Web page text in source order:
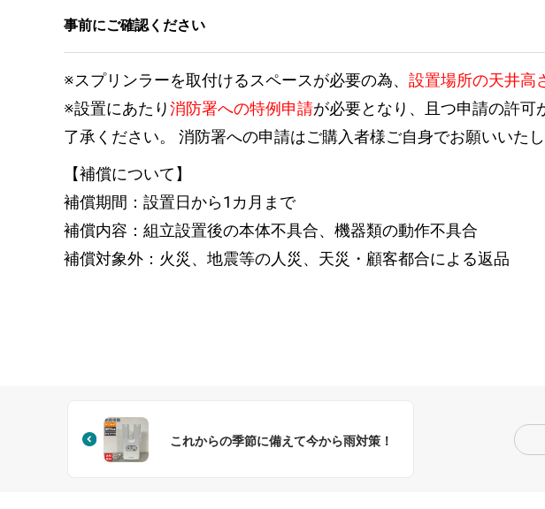
事前にご確認ください
※スプリンラーを取付けるスペースが必要の為、 設置場所の天井高
※設置にあたり消防署への特例申請が必要となり、且つ申請の許
了承ください。 消防署への申請はご購入者様ご自身でお願いいたし
【補償について】
補償期間：設置日から1カ月まで
補償内容：組立設置後の本体不具合、機器類の動作不具合
補償対象外：火災、地震等の人災、天災・顧客都合による返品
これからの季節に備えて今から雨対策！